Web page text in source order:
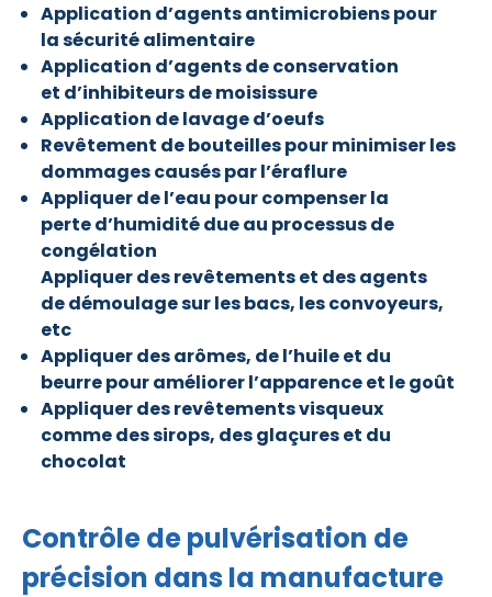
Application d’agents antimicrobiens pour
lasécurité alimentaire
Application d’agents de conservation
et d’inhibiteurs de moisissure
Application de lavage d’oeufs
Revêtement de bouteilles pourminimiser les
dommages causés par l’éraflure
Appliquer de l’eau pour compenser la
perted’humidité due au processus de
congélation
Appliquer des revêtements et des agents
dedémoulage sur les bacs, les convoyeurs,
etc
Appliquer des arômes, de l’huile et du
beurrepour améliorer l’apparence et le goût
Appliquer des revêtements visqueux
commedes sirops, des glaçures et du
chocolat
Contrôle de pulvérisation de
précision dans la manufacture